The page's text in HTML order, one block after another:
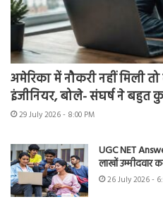
अमेरिका में नौकरी नहीं मिली
इंजीनियर, बोले- संघर्ष ने बहुत
29 July 2026 - 8:00 PM
UGC NET
लाखों उम्मीदवार
26 July 2026 -